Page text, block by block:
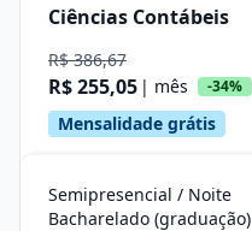
Ciências Contábeis
R$ 386,67
R$ 255,05 | mês -34%
Mensalidade grátis
Semipresencial / Noite
Bacharelado (graduação)